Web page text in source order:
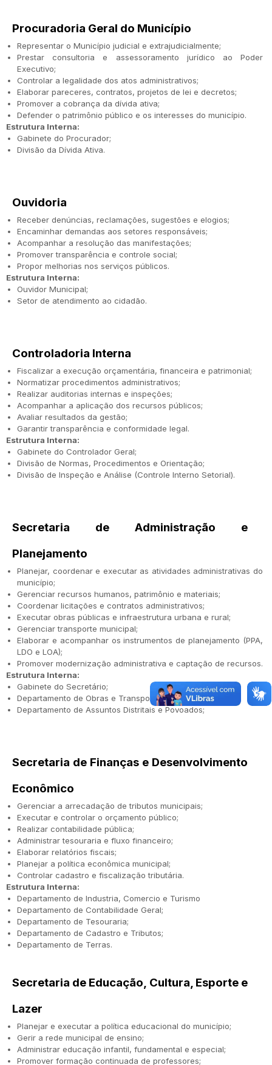
Procuradoria Geral do Município
Representar o Município judicial e extrajudicialmente;
Prestar consultoria e assessoramento jurídico ao Poder
Executivo;
Controlar a legalidade dos atos administrativos;
Elaborar pareceres, contratos, projetos de lei e decretos;
Promover a cobrança da dívida ativa;
Defender o patrimônio público e os interesses do município.
Estrutura Interna:
Gabinete do Procurador;
Divisão da Dívida Ativa.
Ouvidoria
Receber denúncias, reclamações, sugestões e elogios;
Encaminhar demandas aos setores responsáveis;
Acompanhar a resolução das manifestações;
Promover transparência e controle social;
Propor melhorias nos serviços públicos.
Estrutura Interna:
Ouvidor Municipal;
Setor de atendimento ao cidadão.
Controladoria Interna
Fiscalizar a execução orçamentária, financeira e patrimonial;
Normatizar procedimentos administrativos;
Realizar auditorias internas e inspeções;
Acompanhar a aplicação dos recursos públicos;
Avaliar resultados da gestão;
Garantir transparência e conformidade legal.
Estrutura Interna:
Gabinete do Controlador Geral;
Divisão de Normas, Procedimentos e Orientação;
Divisão de Inspeção e Análise (Controle Interno Setorial).
Secretaria de Administração e
Planejamento
Planejar, coordenar e executar as atividades administrativas do
município;
Gerenciar recursos humanos, patrimônio e materiais;
Coordenar licitações e contratos administrativos;
Executar obras públicas e infraestrutura urbana e rural;
Gerenciar transporte municipal;
Elaborar e acompanhar os instrumentos de planejamento (PPA,
LDO e LOA);
Promover modernização administrativa e captação de recursos.
Estrutura Interna:
Gabinete do Secretário;
Departamento de Obras e Transportes;
Departamento de Assuntos Distritais e Povoados;
Secretaria de Finanças e Desenvolvimento
Econômico
Gerenciar a arrecadação de tributos municipais;
Executar e controlar o orçamento público;
Realizar contabilidade pública;
Administrar tesouraria e fluxo financeiro;
Elaborar relatórios fiscais;
Planejar a política econômica municipal;
Controlar cadastro e fiscalização tributária.
Estrutura Interna:
Departamento de Industria, Comercio e Turismo
Departamento de Contabilidade Geral;
Departamento de Tesouraria;
Departamento de Cadastro e Tributos;
Departamento de Terras.
Secretaria de Educação, Cultura, Esporte e
Lazer
Planejar e executar a política educacional do município;
Gerir a rede municipal de ensino;
Administrar educação infantil, fundamental e especial;
Promover formação continuada de professores;